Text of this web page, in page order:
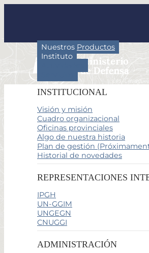
Nuestros Productos
Instituto
INSTITUCIONAL
Visión y misión
Cuadro organizacional
Oficinas provinciales
Algo de nuestra historia
Plan de gestión
Historial de novedades
REPRESENTACIONES
IPGH
UN-GGIM
UNGEGN
CNUGGI
ADMINISTRACIÓN